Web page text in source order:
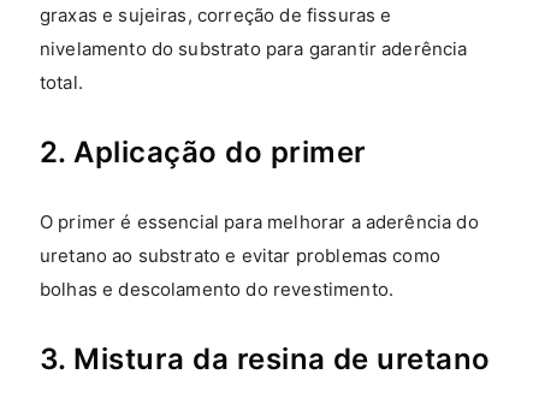
graxas e sujeiras, correção de fissuras e
nivelamento do substrato para garantir aderência
total.
2. Aplicação do primer
O primer é essencial para melhorar a aderência do
uretano ao substrato e evitar problemas como
bolhas e descolamento do revestimento.
3. Mistura da resina de uretano